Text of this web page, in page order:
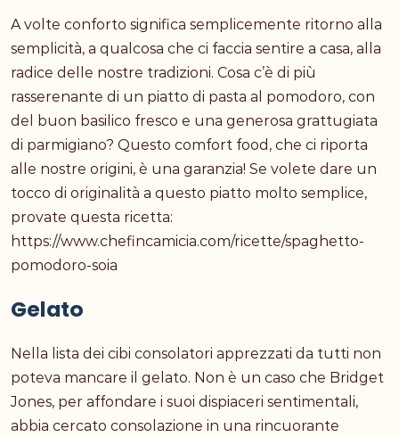
A volte conforto significa semplicemente ritorno alla
semplicità, a qualcosa che ci faccia sentire a casa, alla
radice delle nostre tradizioni. Cosa c’è di più
rasserenante di un piatto di pasta al pomodoro, con
del buon basilico fresco e una generosa grattugiata
di parmigiano? Questo comfort food, che ci riporta
alle nostre origini, è una garanzia! Se volete dare un
tocco di originalità a questo piatto molto semplice,
provate questa ricetta:
https://www.chefincamicia.com/ricette/spaghetto-
pomodoro-soia
Gelato
Nella lista dei cibi consolatori apprezzati da tutti non
poteva mancare il gelato. Non è un caso che Bridget
Jones, per affondare i suoi dispiaceri sentimentali,
abbia cercato consolazione in una rincuorante